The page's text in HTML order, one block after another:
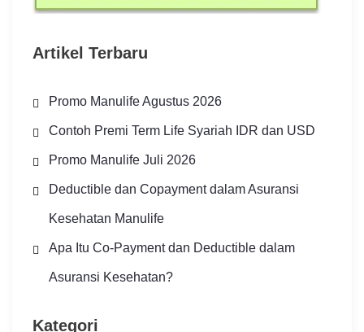
Artikel Terbaru
Promo Manulife Agustus 2026
Contoh Premi Term Life Syariah IDR dan USD
Promo Manulife Juli 2026
Deductible dan Copayment dalam Asuransi
Kesehatan Manulife
Apa Itu Co-Payment dan Deductible dalam
Asuransi Kesehatan?
Kategori